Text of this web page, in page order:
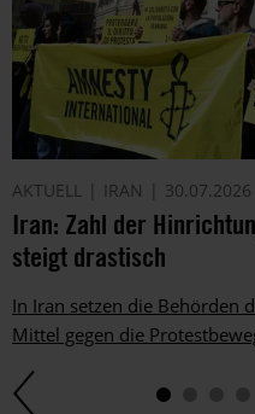
AKTUELL IRAN 30.07.2026
Iran: Zahl der
steigt drastisch
In Iran setzen die Behörden
Mittel gegen die